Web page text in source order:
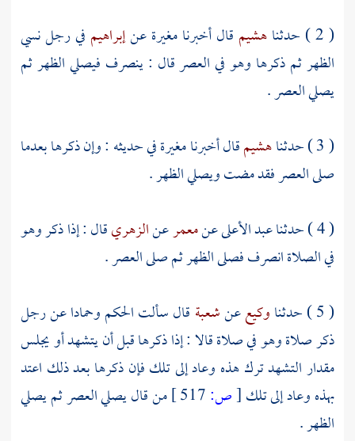
( 2 ) حدثنا
هشيم قال أخبرنامغيرةعنإبراهيم في رجل نسي
الظهر ثم ذكرها وهو في العصر قال : ينصرف فيصلي الظهر ثم
يصلي العصر .
( 3 ) حدثنا
هشيمقال أخبرنامغيرةفي حديثه : وإن ذكرها بعدما
صلى العصر فقد مضت ويصلي الظهر .
( 4 ) حدثنا
عبد الأعلىعنمعمرعنالزهريقال : إذا ذكر وهو
في الصلاة انصرف فصلى الظهر ثم صلى العصر .
( 5 ) حدثنا
وكيععنشعبة قال سألتالحكموحماداعن رجل
ذكر صلاة وهو في صلاة قالا : إذا ذكرها قبل أن يتشهد أو يجلس
مقدار التشهد ترك هذه وعاد إلى تلك فإن ذكرها بعد ذلك اعتد
بهذه وعاد إلى تلك[ص:
من قال يصلي العصر ثم يصلي
الظهر .